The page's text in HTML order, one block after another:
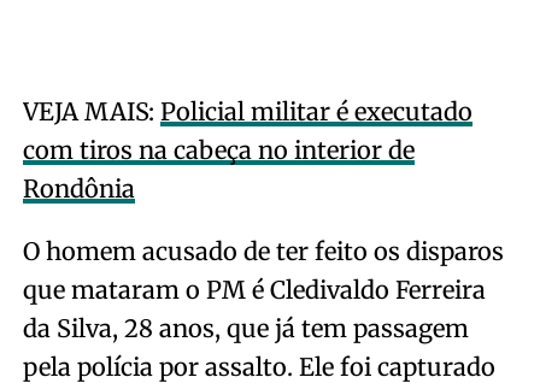
VEJA MAIS: Policial militar é executado
com tiros na cabeça no interior de
Rondônia
O homem acusado de ter feito os disparos
que mataram o PM é Cledivaldo Ferreira
da Silva, 28 anos, que já tem passagem
pela polícia por assalto. Ele foi capturado